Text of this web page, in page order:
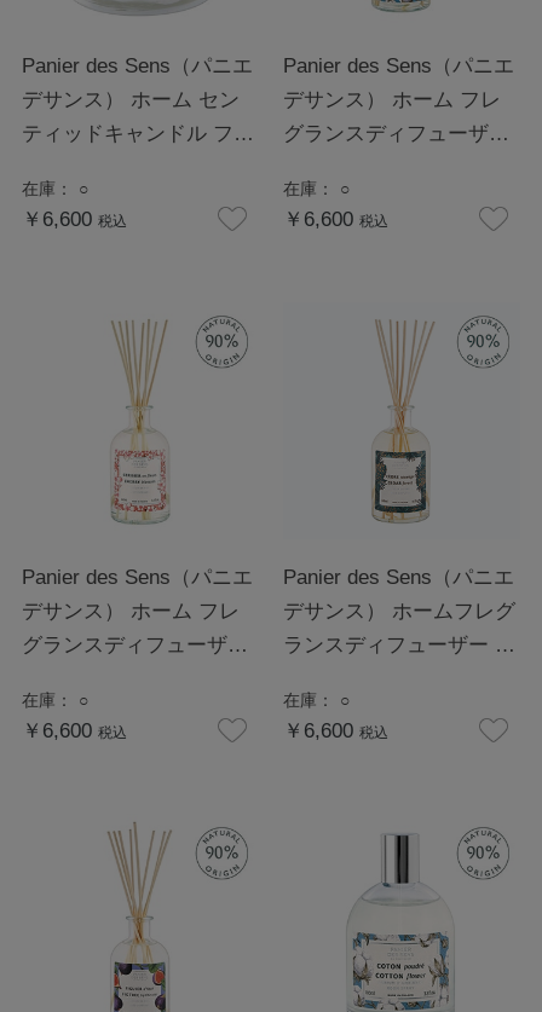
Panier des Sens（パニエ
デサンス） ホーム セン
ティッドキャンドル フィ
在庫： ○
￥6,600 税込
Panier des Sens（パニエ
デサンス） ホーム フレ
グランスディフューザー
在庫： ○
￥6,600 税込
Panier des Sens（パニエ
デサンス） ホーム フレ
グランスディフューザー
在庫： ○
￥6,600 税込
Panier des Sens（パニエ
デサンス） ホームフレグ
ランスディフューザー シ
在庫： ○
￥6,600 税込